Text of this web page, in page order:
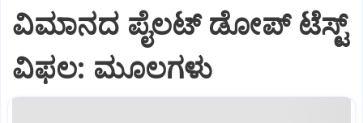
ವಿಮಾನದ ಪೈಲಟ್‌ ಡೋಪ್‌ ಟೆಸ್ಟ್‌
ವಿಫಲ: ಮೂಲಗಳು